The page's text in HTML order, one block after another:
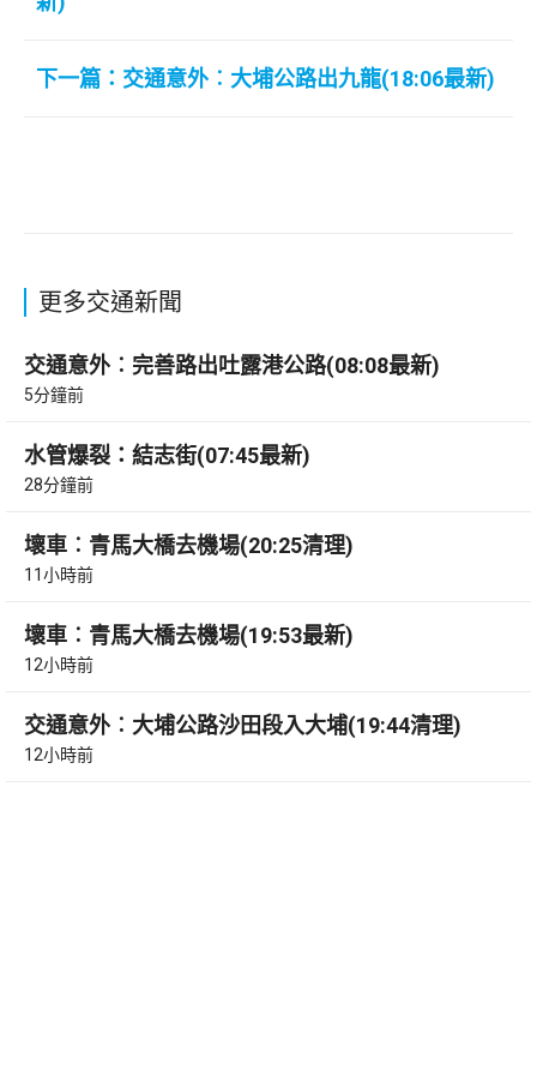
下一篇：交通意外︰大埔公路出九龍(18:06最新)
更多交通新聞
交通意外︰完善路出吐露港公路(08:08最新)
5分鐘前
水管爆裂：結志街(07:45最新)
28分鐘前
壞車︰青馬大橋去機場(20:25清理)
11小時前
壞車︰青馬大橋去機場(19:53最新)
12小時前
交通意外︰大埔公路沙田段入大埔(19:44清理)
12小時前